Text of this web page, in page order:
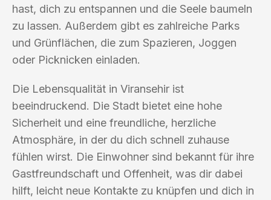
hast, dich zu entspannen und die Seele baumeln
zu lassen. Außerdem gibt es zahlreiche Parks
und Grünflächen, die zum Spazieren, Joggen
oder Picknicken einladen.
Die Lebensqualität in Viransehir ist
beeindruckend. Die Stadt bietet eine hohe
Sicherheit und eine freundliche, herzliche
Atmosphäre, in der du dich schnell zuhause
fühlen wirst. Die Einwohner sind bekannt für ihre
Gastfreundschaft und Offenheit, was dir dabei
hilft, leicht neue Kontakte zu knüpfen und dich in